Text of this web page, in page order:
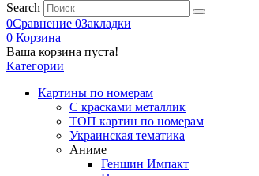
Search
0Сравнение 0Закладки
0 Корзина
Ваша корзина пуста!
Категории
Картины по номерам
С красками металлик
ТОП картин по номерам
Украинская тематика
Аниме
Геншин Импакт